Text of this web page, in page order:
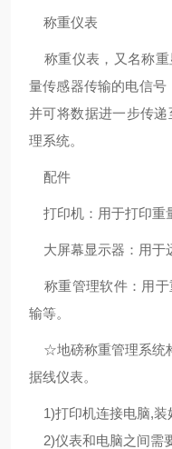
称重仪表
称重仪表，又名称重
量传感器传输的电信号
并可将数据进一步传
理系统。
配件
打印机：用于打印重
大屏幕显示器：用于
称重管理软件：用于
输等。
☆地磅称重管理系统
据线仪表。
1)打印机连接电脑,装
2)仪表和电脑之间需